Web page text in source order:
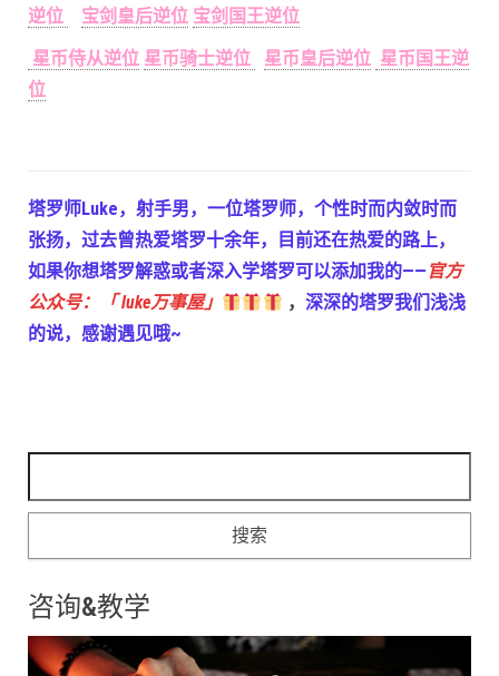
逆位
宝剑皇后逆位 宝剑国王逆位
星币侍从逆位 星币骑士逆位 星币皇后逆位 星币国王逆
位
塔罗师Luke，射手男，一位塔罗师，个性时而内敛时而
张扬，过去曾热爱塔罗十余年，目前还在热爱的路上，
如果你想塔罗解惑或者深入学塔罗可以添加我的—— 官方
公众号：「 luke万事屋」
， 深深的塔罗我们浅浅
的说，感谢遇见哦~
咨询&教学